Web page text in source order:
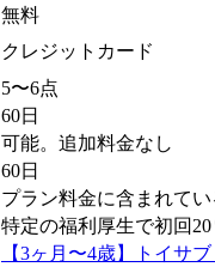
無料
クレジットカード
5〜6点
60日
可能。追加料金なし
60日
プラン料金に含まれてい
特定の福利厚生で初回20
【3ヶ月〜4歳】トイサ